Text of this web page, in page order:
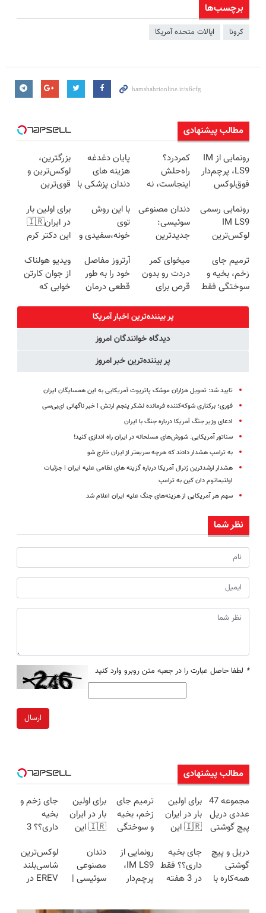
برچسب‌ها
کرونا ایالات متحده آمریکا
مطالب پیشنهادی
رونمایی از IM
LS9، پرچم‌دار
فوق‌لوکس
ایران شد
کمردرد؟
راه‌حلش
اینجاست، نه
پایان دغدغه
هزینه های
دندان پزشکی با
کننده خانگی
بزرگترین،
لوکس‌ترین و
قوی‌ترین
EREV در در
ایران رونمایی
شد
رونمایی رسمی
IM LS9
لوکس‌ترین
دندان مصنوعی
سوئیسی:
جدیدترین
سبک و مقاوم |
پرداخت قسطی
با این روش
توی
خونه،سفیدی و
برگردون
(40%off)
برای اولین بار
در ایران🇮🇷
این دکتر کرم
روزه ساخت!
ترمیم جای
زخم، بخیه و
سوختگی فقط
میخوای کمر
دردت رو بدون
قرص برای
کنی؟
(◂پرسش‌نامه
رو پر کن)
آرتروز مفاصل
خود را به طور
قطعی درمان
◗پرسش‌نامه◖
ویدیو هولناک
از جوان کارتن
خوابی که
پر بیننده‌ترین اخبار آمریکا
دیدگاه خوانندگان امروز
پر بیننده‌ترین خبر امروز
تایید شد: تحویل هزاران موشک پاتریوت آمریکایی به این همسایگان ایران
فوری؛ برکناری شوکه‌کننده فرمانده لشکر پنجم ارتش | خبر ناگهانی ای‌بی‌سی
ادعای وزیر جنگ آمریکا درباره جنگ با ایران
سناتور آمریکایی: شورش‌های مسلحانه در ایران راه اندازی کنید!
به ترامپ هشدار دادند که هرچه سریعتر از ایران خارج شو
هشدار ارشدترین ژنرال آمریکا درباره گزینه های نظامی علیه ایران | جزئیات
اولتیماتوم دان کین به ترامپ
سهم هر آمریکایی از هزینه‌های جنگ علیه ایران اعلام شد
نظر شما
* لطفا حاصل عبارت را در جعبه متن روبرو وارد کنید
ارسال
مطالب پیشنهادی
مجموعه 47
عددی دریل
پیچ گوشتی
(تخفیف به
مدت
محدود)
برای اولین
بار در ایران
🇮🇷 این
ترمیم کننده
23 روزه
ساخت!
ترمیم جای
زخم، بخیه
و سوختگی
هفته!!😍
برای اولین
بار در ایران
🇮🇷 این
ترمیم کننده
23 روزه
ساخت!
جای زخم و
بخیه
داری؟؟ 3
محوش کن!
دریل و پیچ
گوشتی
همه‌کاره با
جای بخیه
داری؟؟ فقط
در 3 هفته
رونمایی از
IM LS9،
پرچم‌دار
دندان
مصنوعی
سوئیسی |
لوکس‌ترین
شاسی‌بلند
EREV در